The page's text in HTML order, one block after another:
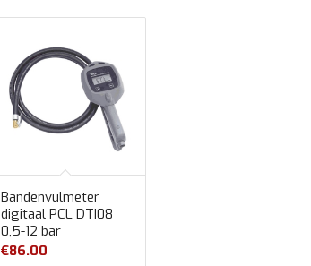
Bandenvulmeter
digitaal PCL DTI08
0,5-12 bar
€86.00